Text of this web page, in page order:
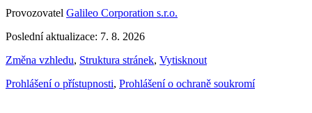
Provozovatel Galileo Corporation s.r.o.
Poslední aktualizace: 7. 8. 2026
Změna vzhledu, Struktura stránek, Vytisknout
Prohlášení o přístupnosti, Prohlášení o ochraně soukromí